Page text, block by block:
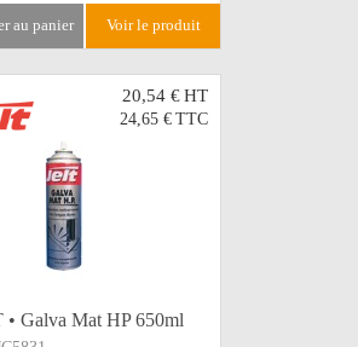
au panier voir le produit
20,54 €HT
24,65 € TTC
• Galva Mat HP 650ml